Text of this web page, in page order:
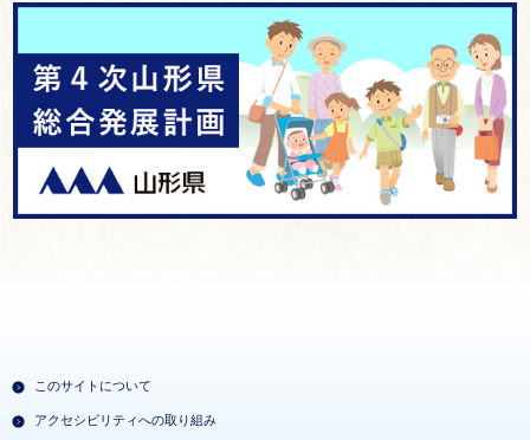
このサイトについて
アクセシビリティへの取り組み